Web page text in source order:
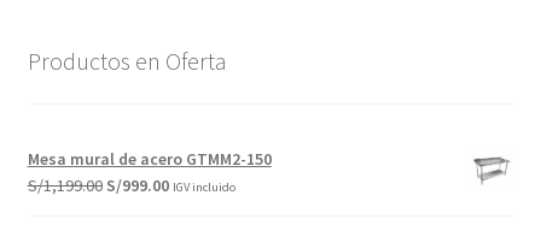
Productos en Oferta
Mesa mural de acero GTMM2-150
S/1,199.00 El
S/999.00ElIGV incluido